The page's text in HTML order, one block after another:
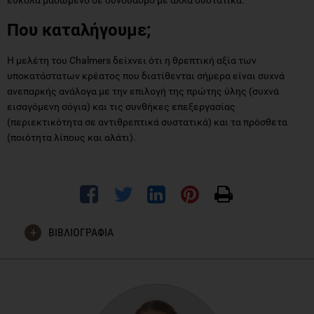
Που καταλήγουμε;
Η μελέτη του Chalmers δείχνει ότι η θρεπτική αξία των
υποκατάστατων κρέατος που διατίθενται σήμερα είναι συχνά
ανεπαρκής ανάλογα με την επιλογή της πρώτης ύλης (συχνά
εισαγόμενη σόγια) και τις συνθήκες επεξεργασίας
(περιεκτικότητα σε αντιθρεπτικά συστατικά) και τα πρόσθετα
(ποιότητα λίπους και αλάτι).
ΒΙΒΛΙΟΓΡΑΦΙΑ